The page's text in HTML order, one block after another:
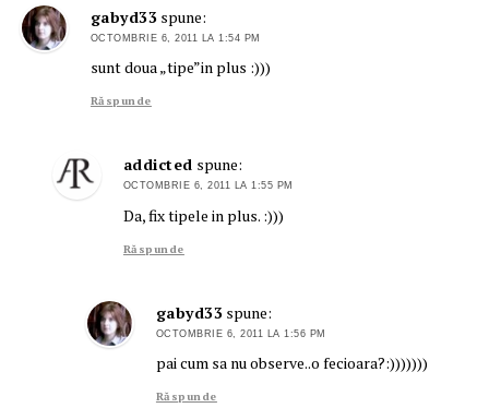
gabyd33 spune:
OCTOMBRIE 6, 2011 LA 1:54 PM
sunt doua „tipe”in plus :)))
Răspunde
addicted spune:
OCTOMBRIE 6, 2011 LA 1:55 PM
Da, fix tipele in plus. :)))
Răspunde
gabyd33 spune:
OCTOMBRIE 6, 2011 LA 1:56 PM
pai cum sa nu observe..o fecioara?:)))))))
Răspunde